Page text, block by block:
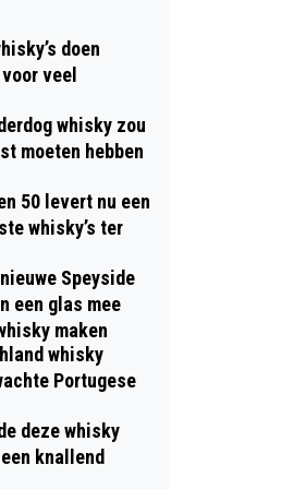
doen
veel
whisky zou
moeten hebben
50 levert nu een
whisky’s ter
Speyside
een glas mee
maken
whisky
Portugese
deze whisky
knallend